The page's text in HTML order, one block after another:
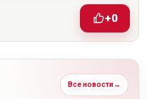
+0
Все новости→